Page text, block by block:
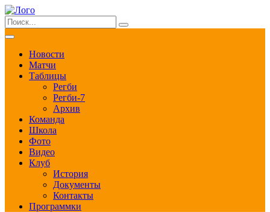
Новости
Матчи
Таблицы
Регби
Регби-7
Архив
Команда
Школа
Фото
Видео
Клуб
История
Документы
Контакты
Программки